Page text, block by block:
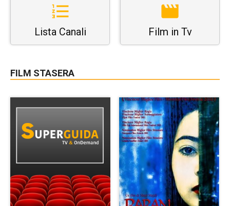
Lista Canali Film in Tv
FILM STASERA